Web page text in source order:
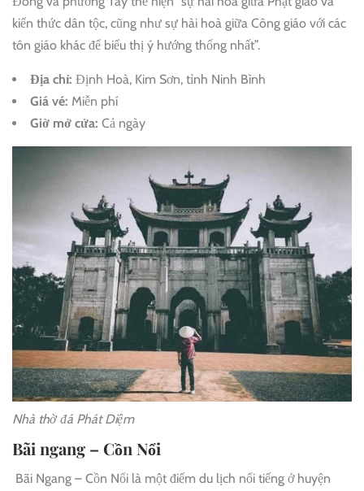
kiến thức dân tộc, cũng như sự hài hoà giữa Công giáo với các
tôn giáo khác để biểu thị ý hướng thống nhất”.
Địa chỉ: Định Hoà, Kim Sơn, tỉnh Ninh Bình
Giá vé: Miễn phí
Giờ mở cửa: Cả ngày
Nhà thờ đá Phát Diệm
Bãi ngang – Cồn Nổi
Bãi Ngang – Cồn Nổi là một điểm du lịch nổi tiếng ở huyện